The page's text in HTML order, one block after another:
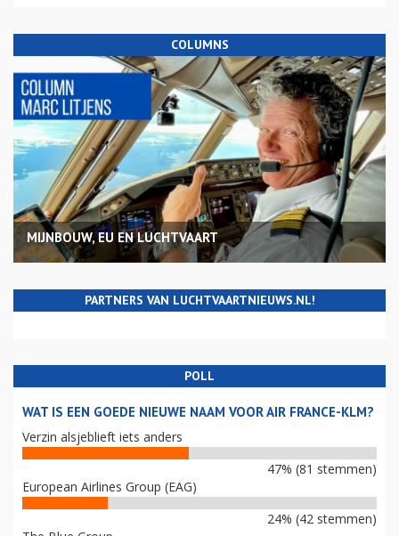
COLUMNS
MIJNBOUW, EU EN LUCHTVAART
PARTNERS VAN LUCHTVAARTNIEUWS.NL!
POLL
WAT IS EEN GOEDE NIEUWE NAAM VOOR AIR FRANCE-KLM?
Verzin alsjeblieft iets anders
47% (81 stemmen)
European Airlines Group (EAG)
24% (42 stemmen)